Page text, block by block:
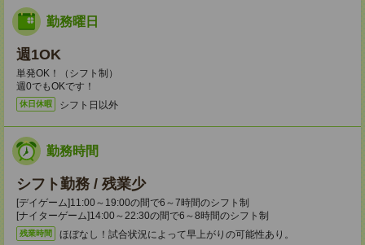
勤務曜日
週1OK
単発OK！（シフト制）
週0でもOKです！
休日休暇 シフト日以外
勤務時間
シフト勤務 / 残業少
[デイゲーム]11:00～19:00の間で6～7時間のシフト制
[ナイターゲーム]14:00～22:30の間で6～8時間のシフト制
残業時間 ほぼなし！試合状況によって早上がりの可能性あり。